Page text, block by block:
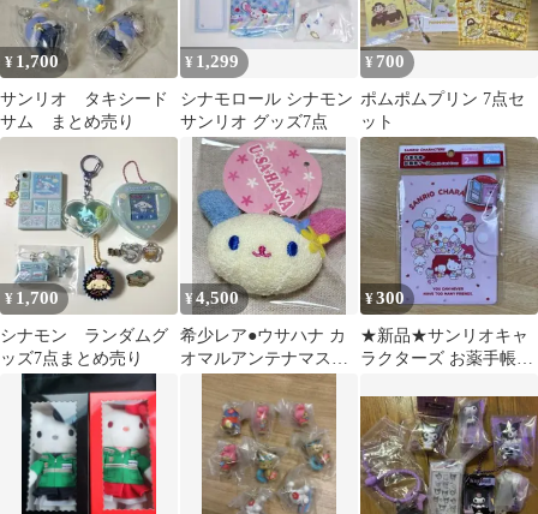
¥ 1,700
サンリオ タキシード
サム まとめ売り
¥ 1,299
シナモロール シナモン
サンリオ グッズ7点
¥ 700
ポムポムプリン 7点セ
ット
¥ 1,700
シナモン ランダムグ
ッズ7点まとめ売り
¥4,500
希少レア●ウサハナ カ
オマルアンテナマスコ
ット●サンリオ／平成レ
トロ
¥300
★新品★サンリオキャ
ラクターズ お薬手帳・